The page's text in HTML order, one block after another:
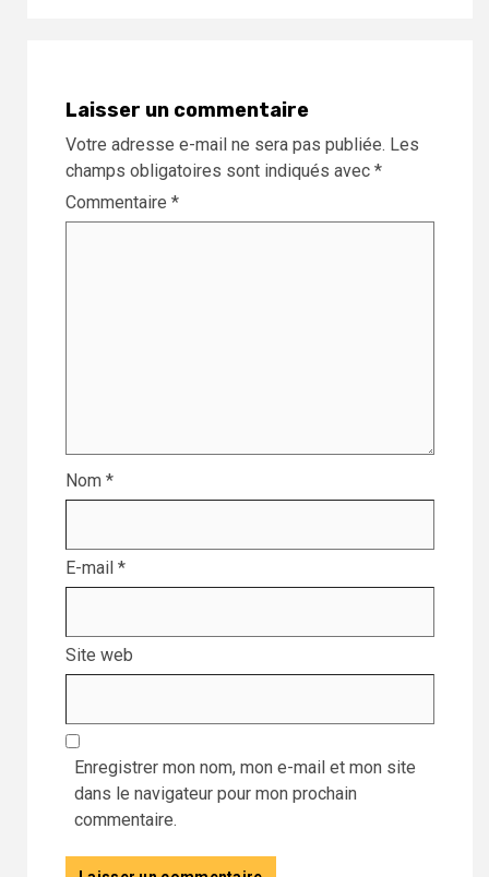
Laisser un commentaire
Votre adresse e-mail ne sera pas publiée. Les
champs obligatoires sont indiqués avec *
Commentaire *
Nom *
E-mail *
Site web
Enregistrer mon nom, mon e-mail et mon site
dans le navigateur pour mon prochain
commentaire.